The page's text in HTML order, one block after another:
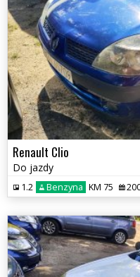
Renault Clio
Do jazdy
1.2 Benzyna KM 75